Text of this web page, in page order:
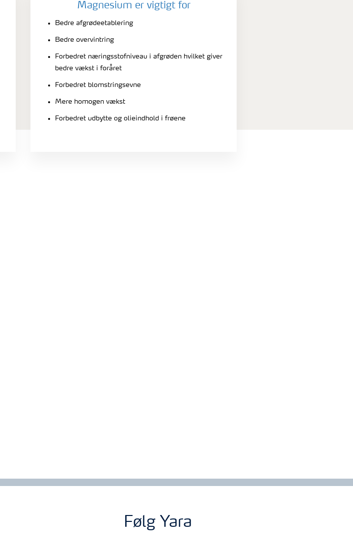
Magnesium er vigtigt for
Bedre afgrødeetablering
Bedre overvintring
Forbedret næringsstofniveau i afgrøden hvilket giver
bedre vækst i foråret
Forbedret blomstringsevne
Mere homogen vækst
Forbedret udbytte og olieindhold i frøene
Følg Yara